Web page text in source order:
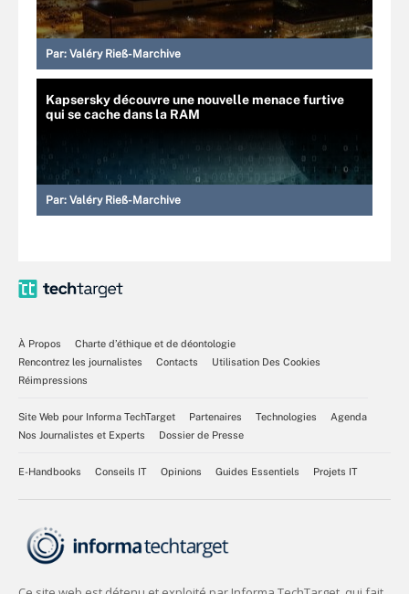
Par: Valéry Rieß-Marchive
Kapsersky découvre une nouvelle menace furtive
qui se cache dans la RAM
Par: Valéry Rieß-Marchive
À Propos
Charte d’éthique et de déontologie
Rencontrez les journalistes
Contacts
Utilisation Des Cookies
Réimpressions
Site Web pour Informa TechTarget Partenaires Technologies
Agenda
Nos Journalistes et Experts
Dossier de Presse
E-Handbooks Conseils IT Opinions Guides Essentiels Projets IT